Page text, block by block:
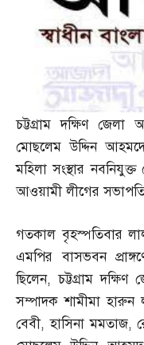
চট্টগ্রাম দক্ষিণ
মোছলেম উদ্দিন
মহিলা সংস্থার নবনিযুক্ত
আওয়ামী লীগের
গতকাল বৃহস্পতিবার
এমপির বাসভবন
ছিলেন,চট্টগ্রাম
সম্পাদক শামীমা হারুন
বেবী,হাসিনা মমতাজ,